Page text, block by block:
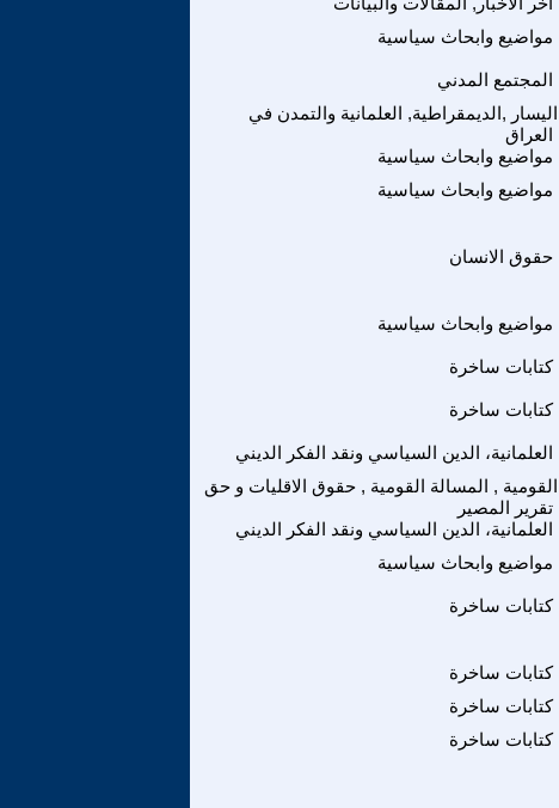
مواضيع وابحاث سياسية
المجتمع المدني
اليسار ,الديمقراطية, العلمانية والتمدن في
العراق
مواضيع وابحاث سياسية
مواضيع وابحاث سياسية
حقوق الانسان
مواضيع وابحاث سياسية
كتابات ساخرة
كتابات ساخرة
العلمانية، الدين السياسي ونقد الفكر الديني
القومية , المسالة القومية , حقوق الاقليات و حق
تقرير المصير
العلمانية، الدين السياسي ونقد الفكر الديني
مواضيع وابحاث سياسية
كتابات ساخرة
كتابات ساخرة
كتابات ساخرة
كتابات ساخرة